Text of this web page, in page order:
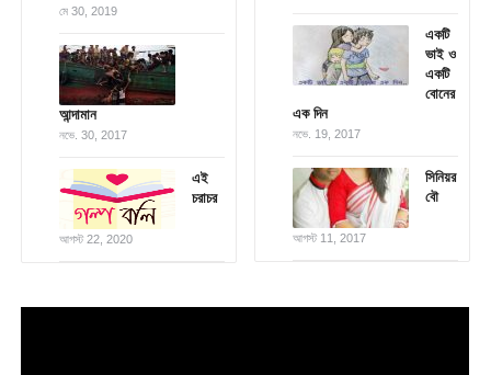
মে 30, 2019
আন্দামান
নভে. 30, 2017
এই
চরাচর
আগস্ট 22, 2020
একটি
ভাই ও
একটি
বোনের
এক দিন
নভে. 19, 2017
সিনিয়র
বৌ
আগস্ট 11, 2017